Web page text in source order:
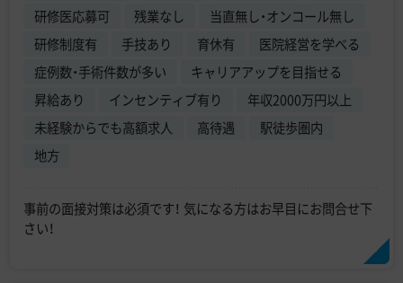
研修医応募可
残業なし
当直無し・オンコール無し
研修制度有
手技あり 育休有
医院経営を学べる
症例数・手術件数が多い
キャリアアップを目指せる
昇給あり
インセンティブ有り
年収2000万円以上
未経験からでも高額求人
高待遇
駅徒歩圏内
地方
事前の面接対策は必須です！ 気になる方はお早目にお問合せ下
さい！